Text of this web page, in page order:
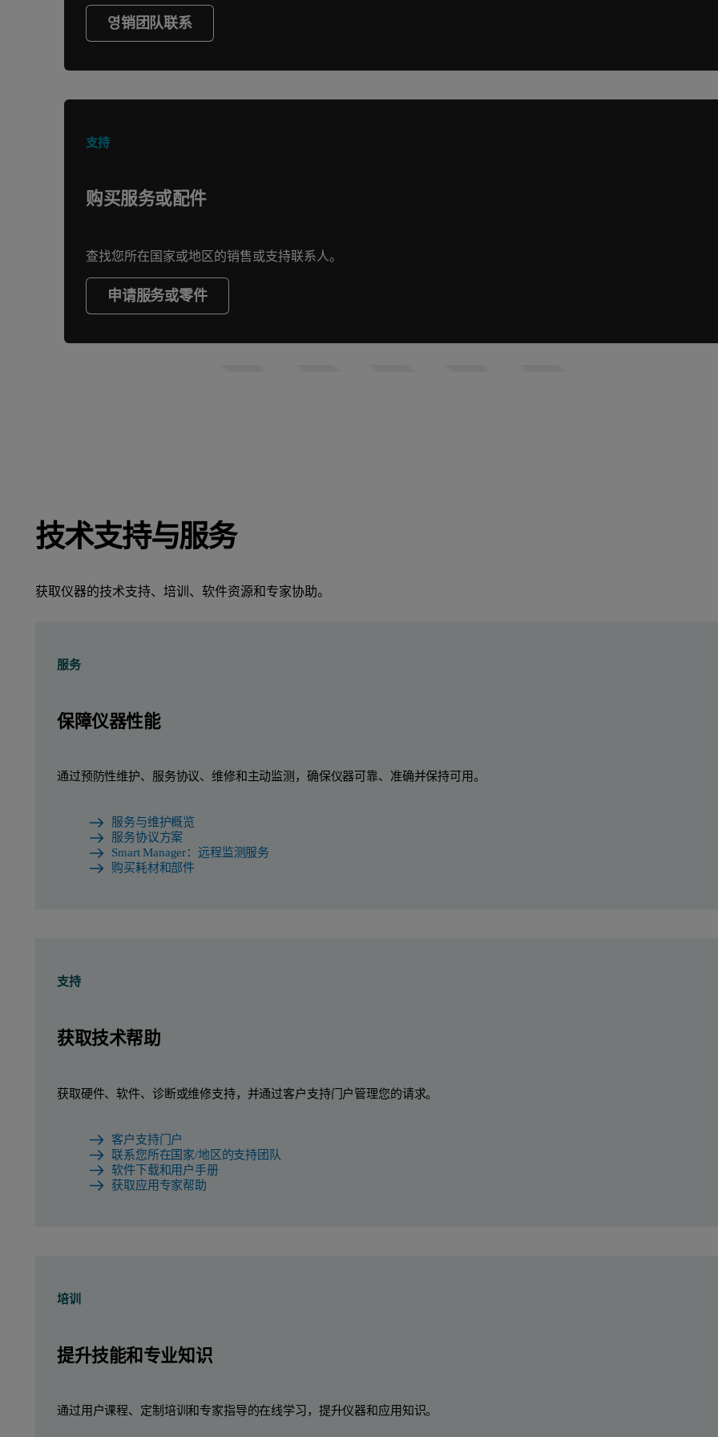
영销团队联系
支持
购买服务或配件
查找您所在国家或地区的销售或支持联系人。
申请服务或零件
技术支持与服务
获取仪器的技术支持、培训、软件资源和专家协助。
服务
保障仪器性能
通过预防性维护、服务协议、维修和主动监测，确保仪器可靠、准确并保持可用。
服务与维护概览
服务协议方案
Smart Manager：远程监测服务
购买耗材和部件
支持
获取技术帮助
获取硬件、软件、诊断或维修支持，并通过客户支持门户管理您的请求。
客户支持门户
联系您所在国家/地区的支持团队
软件下载和用户手册
获取应用专家帮助
培训
提升技能和专业知识
通过用户课程、定制培训和专家指导的在线学习，提升仪器和应用知识。